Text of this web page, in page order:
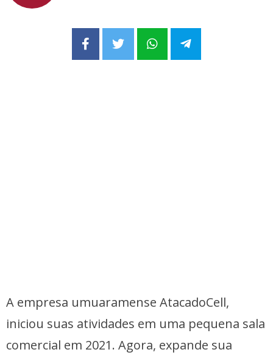
A empresa umuaramense AtacadoCell,
iniciou suas atividades em uma pequena sala
comercial em 2021. Agora, expande sua